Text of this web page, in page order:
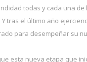
todas y cada una de
tras el último año
para desempeñar su
esta nueva etapa que